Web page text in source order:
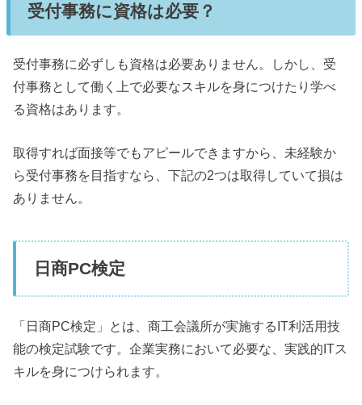
受付事務に資格は必要？
受付事務に必ずしも資格は必要ありません。しかし、受
付事務として働く上で必要なスキルを身につけたり学べ
る資格はあります。
取得すれば面接等でもアピールできますから、未経験か
ら受付事務を目指すなら、下記の2つは取得していて損は
ありません。
日商PC検定
「日商PC検定」とは、商工会議所が実施するIT利活用技
能の検定試験です。企業実務において必要な、実践的ITス
キルを身につけられます。